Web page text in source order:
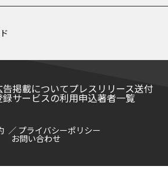
告掲載についてプレスリリース送付
サービスの利用申込著者一覧
プライバシーポリシー
お問い合わせ